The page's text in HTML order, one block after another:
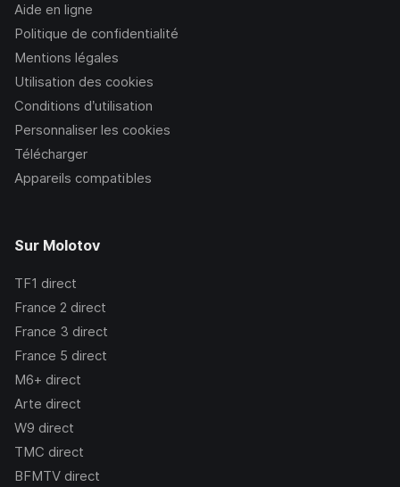
Aide en ligne
Politique de confidentialité
Mentions légales
Utilisation des cookies
Conditions d’utilisation
Personnaliser les cookies
Télécharger
Appareils compatibles
Sur Molotov
TF1 direct
France 2 direct
France 3 direct
France 5 direct
M6+ direct
Arte direct
W9 direct
TMC direct
BFMTV direct